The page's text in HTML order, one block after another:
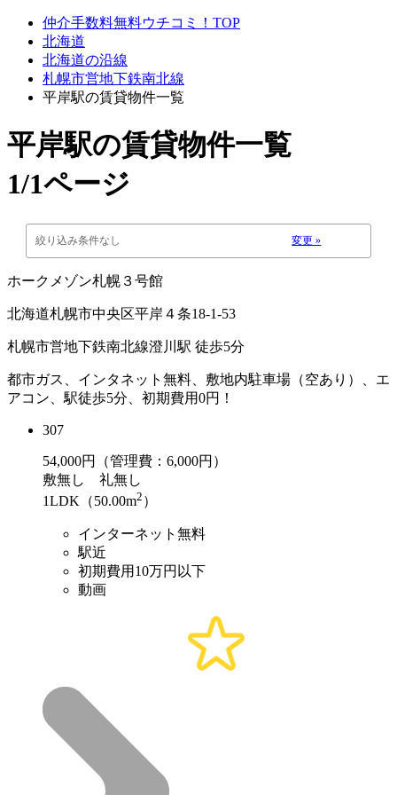
仲介手数料無料ウチコミ！TOP
北海道
北海道の沿線
札幌市営地下鉄南北線
平岸駅の賃貸物件一覧
平岸駅の賃貸物件一覧
1/1ページ
絞り込み条件なし 変更 »
ホークメゾン札幌３号館
北海道札幌市中央区平岸４条18-1-53
札幌市営地下鉄南北線澄川駅 徒歩5分
都市ガス、インタネット無料、敷地内駐車場（空あり）、エ
アコン、駅徒歩5分、初期費用0円！
307
54,000円（管理費：6,000円）
敷無し 礼無し
1LDK（50.00m2 ）
インターネット無料
駅近
初期費用10万円以下
動画